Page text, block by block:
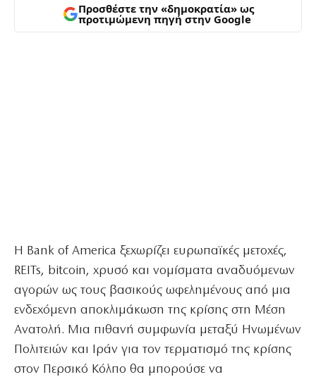
Προσθέστε την «δημοκρατία» ως
προτιμώμενη πηγή στην Google
Η Bank of America ξεχωρίζει ευρωπαϊκές μετοχές,
REITs, bitcoin, χρυσό και νομίσματα αναδυόμενων
αγορών ως τους βασικούς ωφελημένους από μια
ενδεχόμενη αποκλιμάκωση της κρίσης στη Μέση
Ανατολή. Μια πιθανή συμφωνία μεταξύ Ηνωμένων
Πολιτειών και Ιράν για τον τερματισμό της κρίσης
στον Περσικό Κόλπο θα μπορούσε να